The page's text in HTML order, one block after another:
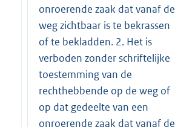
onroerende zaak dat vanaf de
weg zichtbaar is te bekrassen
of te bekladden. 2. Het is
verboden zonder schriftelijke
toestemming van de
rechthebbende op de weg of
op dat gedeelte van een
onroerende zaak dat vanaf de